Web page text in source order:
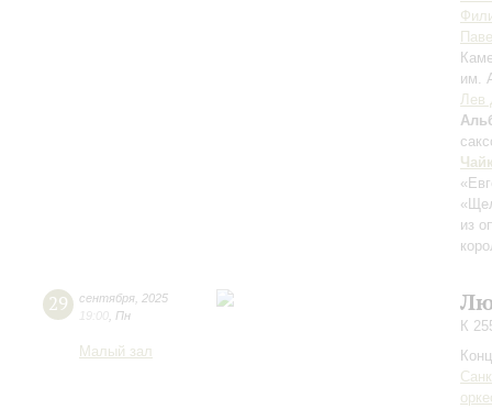
им.
Лев
из
29 сентября 2025
19:00 Пн
Малый зал
К